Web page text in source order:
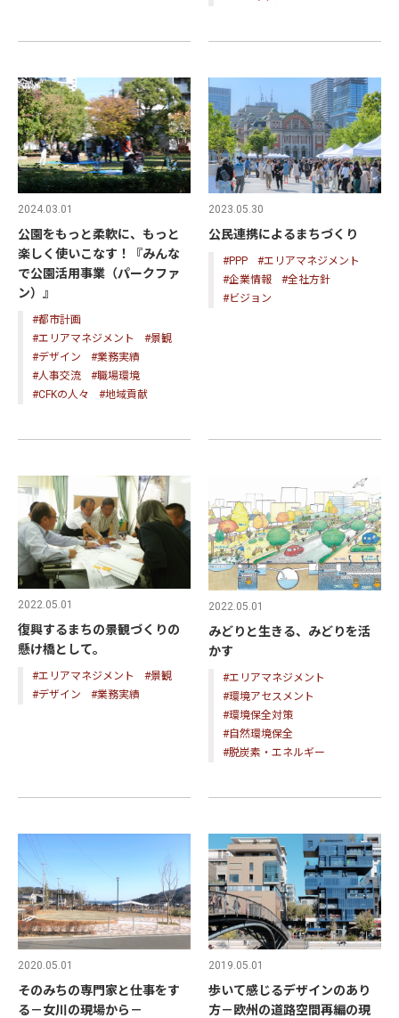
2024.03.01
公園をもっと柔軟に、もっと
楽しく使いこなす！『みんな
で公園活用事業（パークファ
ン）』
#都市計画
#エリアマネジメント
#景観
#デザイン
#業務実績
#人事交流
#職場環境
#CFKの人々
#地域貢献
2023.05.30
公民連携によるまちづくり
#PPP
#エリアマネジメント
#企業情報
#全社方針
#ビジョン
2022.05.01
復興するまちの景観づくりの
懸け橋として。
#エリアマネジメント
#景観
#デザイン
#業務実績
2022.05.01
みどりと生きる、みどりを活
かす
#エリアマネジメント
#環境アセスメント
#環境保全対策
#自然環境保全
#脱炭素・エネルギー
2020.05.01
そのみちの専門家と仕事をす
る－女川の現場から－
2019.05.01
歩いて感じるデザインのあり
方－欧州の道路空間再編の現